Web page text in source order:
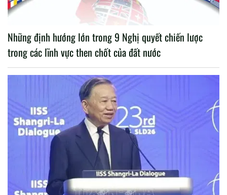
Những định hướng lớn trong 9 Nghị quyết chiến lược
trong các lĩnh vực then chốt của đất nước